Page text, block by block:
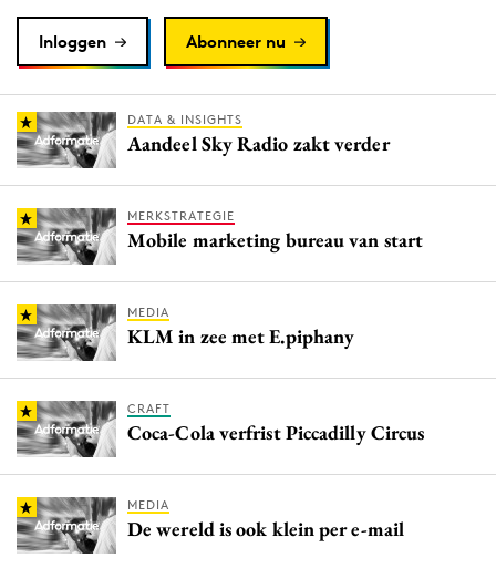
Purpose Marketing
Reputatie & crisis
Inloggen Abonneer nu
DATA & INSIGHTS
Aandeel Sky Radio zakt verder
MERKSTRATEGIE
Mobile marketing bureau van start
MEDIA
KLM in zee met E.piphany
CRAFT
Coca-Cola verfrist Piccadilly Circus
MEDIA
De wereld is ook klein per e-mail